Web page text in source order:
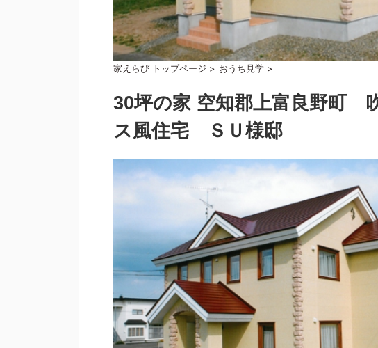
家えらび トップページ > おうち見学 >
30坪の家 空知郡上富良野町
ス風住宅 ＳＵ様邸